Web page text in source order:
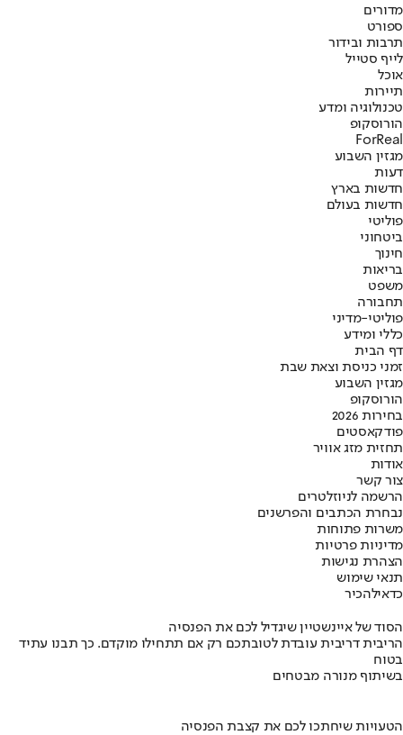
מדורים
ספורט
תרבות ובידור
לייף סטייל
אוכל
תיירות
טכנולוגיה ומדע
הורוסקופ
ForReal
מגזין השבוע
דעות
חדשות בארץ
חדשות בעולם
פוליטי
ביטחוני
חינוך
בריאות
משפט
תחבורה
פוליטי-מדיני
כללי ומידע
דף הבית
זמני כניסת וצאת שבת
מגזין השבוע
הורוסקופ
בחירות 2026
פודקאסטים
תחזית מזג אוויר
אודות
צור קשר
הרשמה לניוזלטרים
נבחרת הכתבים והפרשנים
משרות פתוחות
מדיניות פרטיות
הצהרת נגישות
תנאי שימוש
כדאילהכיר
הסוד של איינשטיין שיגדיל לכם את הפנסיה
הריבית דריבית עובדת לטובתכם רק אם תתחילו מוקדם. כך תבנו עתיד
בטוח
בשיתוף מנורה מבטחים
הטעויות שיחתכו לכם את קצבת הפנסיה